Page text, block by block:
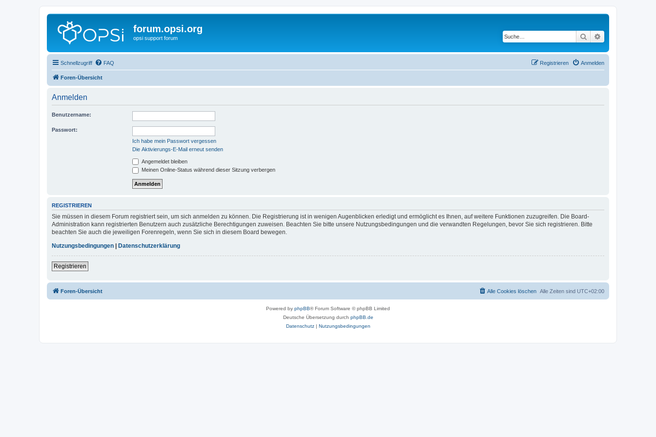
forum.opsi.org
opsi support forum Suche
Schnellzugriff FAQ Anmelden
Registrieren
Foren-Übersicht
Anmelden
Benutzername:
Passwort:
Ich habe mein Passwort vergessen
Die Aktivierungs-E-Mail erneut senden
Angemeldet bleiben
Meinen Online-Status während dieser Sitzung verbergen
REGISTRIEREN
Sie müssen in diesem Forum registriert sein, um sich anmelden zu können. Die Registrierung ist in wenigen Augenblicken erledigt und ermöglicht es Ihnen, auf weitere Funktionen zuzugreifen. Die Board-
Administration kann registrierten Benutzern auch zusätzliche Berechtigungen zuweisen. Beachten Sie bitte unsere Nutzungsbedingungen und die verwandten Regelungen, bevor Sie sich registrieren. Bitte
beachten Sie auch die jeweiligen Forenregeln, wenn Sie sich in diesem Board bewegen.
Nutzungsbedingungen
Datenschutzerklärung
Registrieren
Foren-Übersicht Alle Zeiten sind UTC+02:00
Alle Cookies löschen
Powered by phpBB® Forum Software © phpBB Limited
Deutsche Übersetzung durch phpBB.de
Datenschutz| Nutzungsbedingungen